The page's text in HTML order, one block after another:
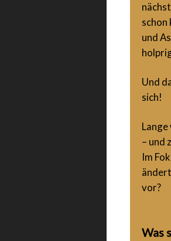
schon
und
Und
sich!
– und
Im
vor?
Was